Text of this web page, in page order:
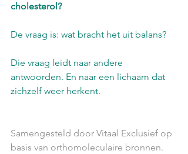
cholesterol?
De vraag is: wat bracht het uit balans?
Die vraag leidt naar andere
antwoorden. En naar een lichaam dat
zichzelf weer herkent.
Samengesteld door Vitaal Exclusief op
basis van orthomoleculaire bronnen.